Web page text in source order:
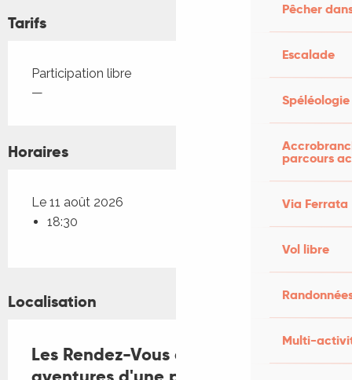
Pêcher
Escalade
Spéléologie
parcours
Via Ferrata
Vol libre
Multi-
Tarifs
Tarifs 2026
Participation libre
—
Horaires
Le 11 août 2026
18:30
Localisation
Les Rendez-Vous d'Aymare : Les